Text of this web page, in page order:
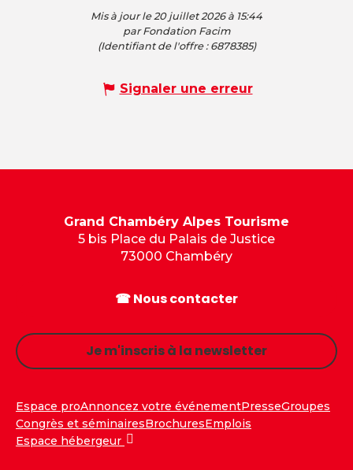
Mis à jour le 20 juillet 2026 à 15:44
par Fondation Facim
(Identifiant de l'offre : 6878385)
Signaler une erreur
Grand Chambéry Alpes Tourisme
5 bis Place du Palais de Justice
73000 Chambéry
☎ Nous contacter
Je m'inscris à la newsletter
Espace proAnnoncez votre événementPresseGroupes
Congrès et séminairesBrochuresEmplois
Espace hébergeur